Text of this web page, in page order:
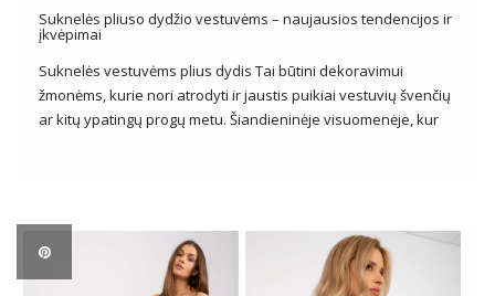
Suknelės pliuso dydžio vestuvėms – naujausios tendencijos ir
įkvėpimai
Suknelės vestuvėms plius dydis Tai būtini dekoravimui
žmonėms, kurie nori atrodyti ir jaustis puikiai vestuvių švenčių
ar kitų ypatingų progų metu. Šiandieninėje visuomenėje, kur